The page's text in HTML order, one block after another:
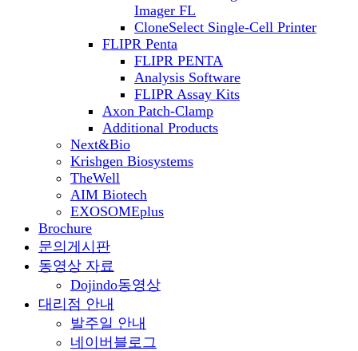
Imager FL
CloneSelect Single-Cell Printer
FLIPR Penta
FLIPR PENTA
Analysis Software
FLIPR Assay Kits
Axon Patch-Clamp
Additional Products
Next&Bio
Krishgen Biosystems
TheWell
AIM Biotech
EXOSOMEplus
Brochure
문의게시판
동영상 자료
Dojindo동영상
대리점 안내
발주일 안내
네이버블로그